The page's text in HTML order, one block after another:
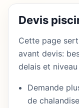
Devis
Cette page
avant devis:
delais et
Demande
de